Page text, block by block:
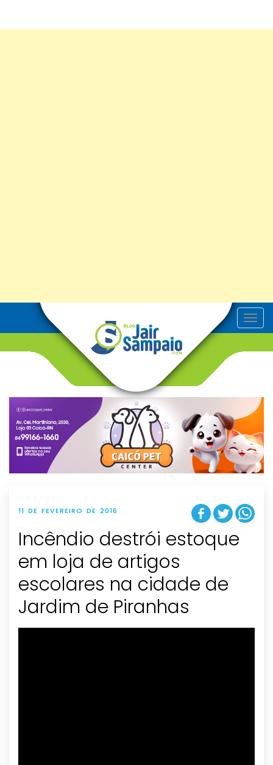
T
o
v
g
t
i
o
n
11 DE FEVEREIRO DE 2016
Incêndio destrói estoque
em loja de artigos
escolares na cidade de
Jardim de Piranhas